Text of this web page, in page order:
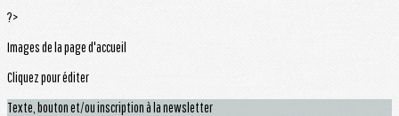
?>
Images de la page d'accueil
Cliquez pour éditer
Texte, bouton et/ou inscription à la newsletter